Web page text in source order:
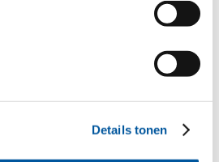
Details tonen
volgende CAD-details toe*